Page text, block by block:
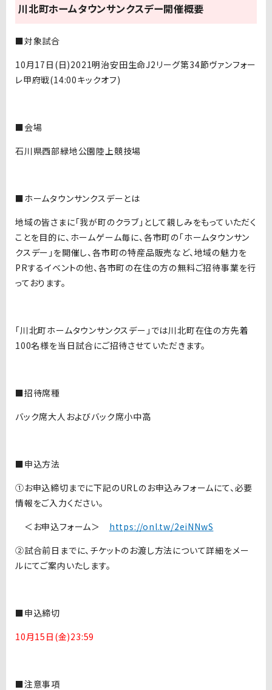
川北町ホームタウンサンクスデー開催概要
■対象試合
10月17日(日)2021明治安田生命J2リーグ第34節ヴァンフォー
レ甲府戦(14:00キックオフ)
■会場
石川県西部緑地公園陸上競技場
■ホームタウンサンクスデーとは
地域の皆さまに「我が町のクラブ」として親しみをもっていただく
ことを目的に、ホームゲーム毎に、各市町の「ホームタウンサン
クスデー」を開催し、各市町の特産品販売など、地域の魅力を
PRするイベントの他、各市町の在住の方の無料ご招待事業を行
っております。
「川北町ホームタウンサンクスデー」では川北町在住の方先着
100名様を当日試合にご招待させていただきます。
■招待席種
バック席大人およびバック席小中高
■申込方法
①お申込締切までに下記のURLのお申込みフォームにて、必要
情報をご入力ください。
＜お申込フォーム＞ https://onl.tw/2eiNNwS
②試合前日までに、チケットのお渡し方法について詳細をメー
ルにてご案内いたします。
■申込締切
10月15日(金)23:59
■注意事項